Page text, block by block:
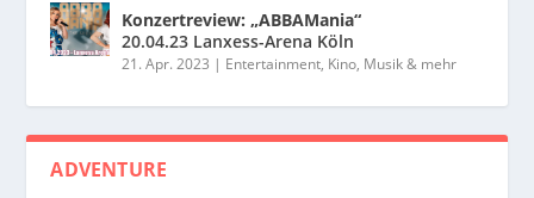
Konzertreview: „ABBAMania“
20.04.23 Lanxess-Arena Köln
21. Apr. 2023 | Entertainment, Kino, Musik & mehr
ADVENTURE